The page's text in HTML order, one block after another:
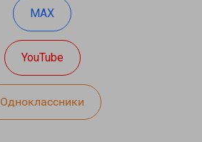
MAX
YouTube
Одноклассники